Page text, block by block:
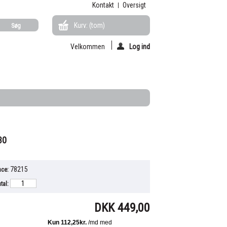
Kontakt Oversigt
Kurv: (tom)
Velkommen Log ind
78215
DKK 449,00